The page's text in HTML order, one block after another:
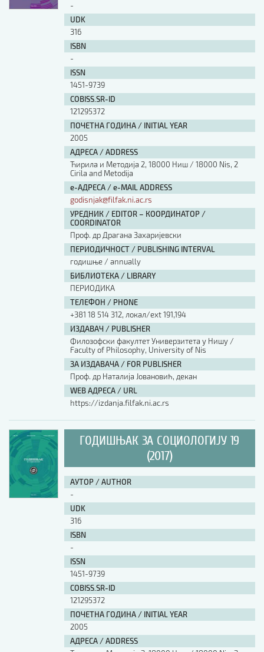
-
UDK
316
ISBN
-
ISSN
1451-9739
COBISS.SR-ID
121295372
ПОЧЕТНА ГОДИНА / INITIAL YEAR
2005
АДРЕСА / ADDRESS
Ћирила и Методија 2, 18000 Ниш / 18000 Nis, 2
Cirila and Metodija
е-АДРЕСА / e-MAIL ADDRESS
godisnjak@filfak.ni.ac.rs
УРЕДНИК / EDITOR – КООРДИНАТОР /
COORDINATOR
Проф. др Драгана Захаријевски
ПЕРИОДИЧНОСТ / PUBLISHING INTERVAL
годишње / annually
БИБЛИОТЕКА / LIBRARY
ПЕРИОДИКА
ТЕЛЕФОН / PHONE
+381 18 514 312, локал/ext 191,194
ИЗДАВАЧ / PUBLISHER
Филозофски факултет Универзитета у Нишу /
Faculty of Philosophy, University of Nis
ЗА ИЗДАВАЧА / FOR PUBLISHER
Проф. др Наталија Јовановић, декан
WEB АДРЕСА / URL
https://izdanja.filfak.ni.ac.rs
ГОДИШЊАК ЗА СОЦИОЛОГИЈУ 19
(2017)
АУТОР / AUTHOR
-
UDK
316
ISBN
-
ISSN
1451-9739
COBISS.SR-ID
121295372
ПОЧЕТНА ГОДИНА / INITIAL YEAR
2005
АДРЕСА / ADDRESS